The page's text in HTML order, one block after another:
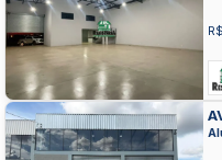
R$